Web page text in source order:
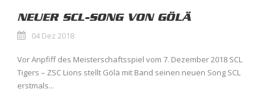
NEUER SCL-SONG VON GÖLÄ
04 Dez 2018
Vor Anpfiff des Meisterschaftsspiel vom 7. Dezember 2018 SCL
Tigers – ZSC Lions stellt Gölä mit Band seinen neuen Song SCL
erstmals...